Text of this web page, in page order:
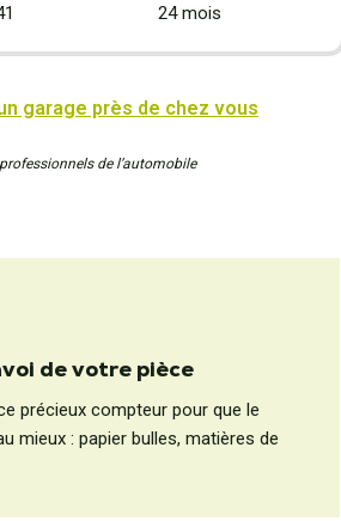
24 mois
garage près de chez vous
de l’automobile
de votre pièce
précieux compteur pour que le
mieux : papier bulles, matières de